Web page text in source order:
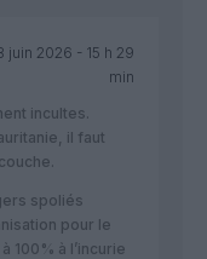
juin 2026 - 15 h 29
min
incultes.
il faut
spoliés
pour le
100% à l’incurie